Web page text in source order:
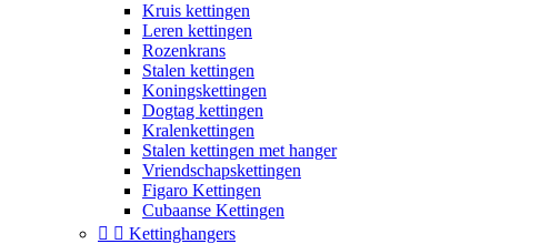
Kruis kettingen
Leren kettingen
Rozenkrans
Stalen kettingen
Koningskettingen
Dogtag kettingen
Kralenkettingen
Stalen kettingen met hanger
Vriendschapskettingen
Figaro Kettingen
Cubaanse Kettingen
  Kettinghangers